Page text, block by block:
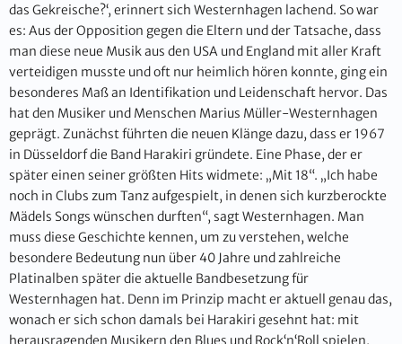
das Gekreische?‘, erinnert sich Westernhagen lachend. So war
es: Aus der Opposition gegen die Eltern und der Tatsache, dass
man diese neue Musik aus den USA und England mit aller Kraft
verteidigen musste und oft nur heimlich hören konnte, ging ein
besonderes Maß an Identifikation und Leidenschaft hervor. Das
hat den Musiker und Menschen Marius Müller-Westernhagen
geprägt. Zunächst führten die neuen Klänge dazu, dass er 1967
in Düsseldorf die Band Harakiri gründete. Eine Phase, der er
später einen seiner größten Hits widmete: „Mit 18“. „Ich habe
noch in Clubs zum Tanz aufgespielt, in denen sich kurzberockte
Mädels Songs wünschen durften“, sagt Westernhagen. Man
muss diese Geschichte kennen, um zu verstehen, welche
besondere Bedeutung nun über 40 Jahre und zahlreiche
Platinalben später die aktuelle Bandbesetzung für
Westernhagen hat. Denn im Prinzip macht er aktuell genau das,
wonach er sich schon damals bei Harakiri gesehnt hat: mit
herausragenden Musikern den Blues und Rock‘n‘Roll spielen,